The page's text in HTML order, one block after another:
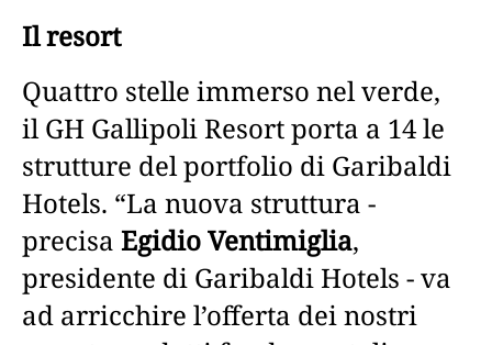
Il resort
Quattro stelle immerso nel verde,
il GH Gallipoli Resort porta a 14 le
strutture del portfolio di Garibaldi
Hotels. “La nuova struttura -
precisa Egidio Ventimiglia,
presidente di Garibaldi Hotels - va
ad arricchire l’offerta dei nostri